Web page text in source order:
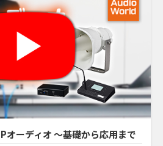
オーディオ ～基礎から応用まで